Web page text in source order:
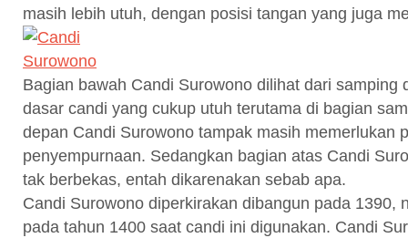
masih lebih utuh, dengan posisi tangan yang juga
Bagian bawah Candi Surowono dilihat dari samping
dasar candi yang cukup utuh terutama di bagian
depan Candi Surowono tampak masih memerlukan
penyempurnaan. Sedangkan bagian atas Candi
tak berbekas, entah dikarenakan sebab apa.
Candi Surowono diperkirakan dibangun pada 1390,
pada tahun 1400 saat candi ini digunakan. Candi